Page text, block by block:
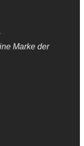
Marke der